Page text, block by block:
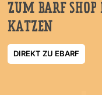
ZUM BARF SHOP
KATZEN
DIREKT ZU EBARF